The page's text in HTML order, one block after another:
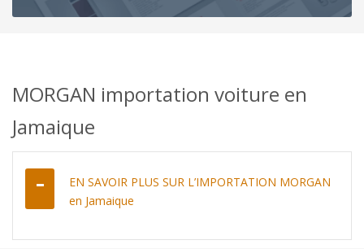
MORGAN importation voiture en
Jamaique
EN SAVOIR PLUS SUR L’IMPORTATION MORGAN
en Jamaique